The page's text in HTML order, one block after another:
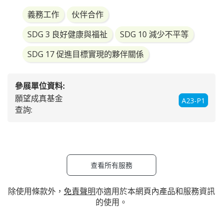
義務工作
伙伴合作
SDG 3 良好健康與福祉
SDG 10 減少不平等
SDG 17 促進目標實現的夥伴關係
參展單位資料:
A23-P1
願望成真基金
查詢:
查看所有服務
除使用條款外， 免責聲明亦適用於本網頁內產品和服務資訊
的使用。